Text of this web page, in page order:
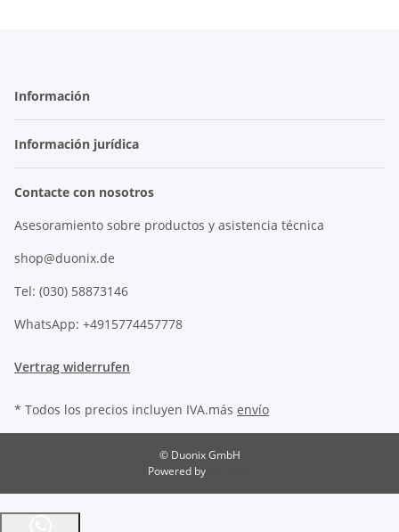
Información
Información jurídica
Contacte con nosotros
Asesoramiento sobre productos y asistencia técnica
shop@duonix.de
Tel: (030) 58873146
WhatsApp: +4915774457778
Vertrag widerrufen
* Todos los precios incluyen IVA.más envío
© Duonix GmbH
Powered by